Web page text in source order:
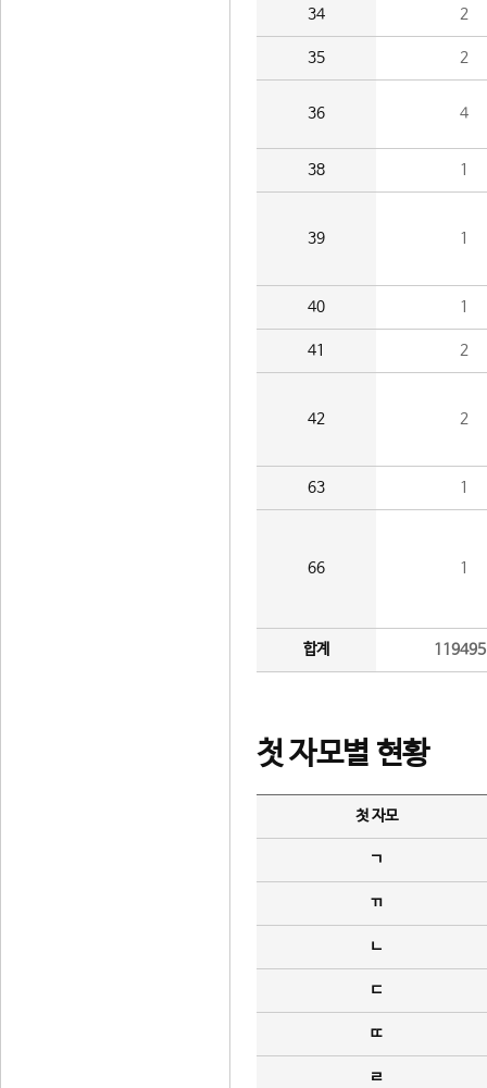
34 2
35 2
36 4
38 1
39 1
40 1
41 2
42 2
63 1
66 1
합계
첫 자모별 현황
첫 자모
ㄱ
ㄲ
ㄴ
ㄷ
ㄸ
ㄹ